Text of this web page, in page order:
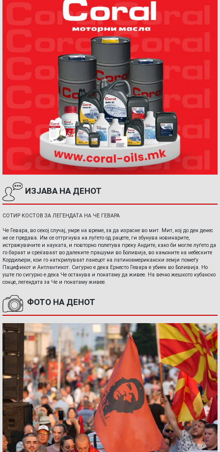
ИЗЈАВА НА ДЕНОТ
СОТИР КОСТОВ ЗА ЛЕГЕНДАТА НА ЧЕ ГЕВАРА
Че Гевара, во секој случај, умре на време, за да израсне во мит. Мит, кој до ден денес
не се предава. Им се оттргнува на луѓето од рацете, ги збунува новинарите,
истражувачите и науката, и повторно полетува преку Андите, како би могле луѓето да
го бараат и среќаваат во далеките прашуми во Боливија, во кањоните на небеските
Кордиљери, кои го наткрилуваат ланецот на латиноамерикански земји помеѓу
Пацификот и Антлантикот. Сигурно е дека Ернесто Гевара е убиен во Боливија. Но
уште по сигурно е дека Че останува и понатаму да живее. На вечно жешкото кубанско
сонце, легендата за Че и понатаму живее.
ФОТО НА ДЕНОТ